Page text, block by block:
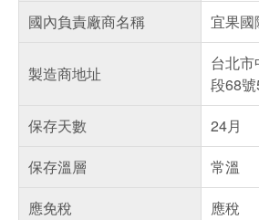
國內負責廠商名稱
宜果國
製造商地址
台北
段68
保存天數
24月
保存溫層
常溫
應免稅
應稅